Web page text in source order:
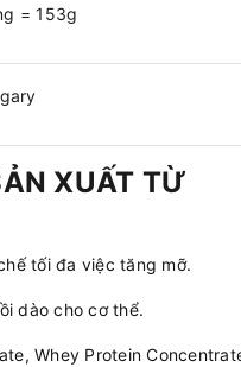
= 153g
XUẤT TỪ
tối đa việc tăng mỡ.
dào cho cơ thể.
Whey Protein